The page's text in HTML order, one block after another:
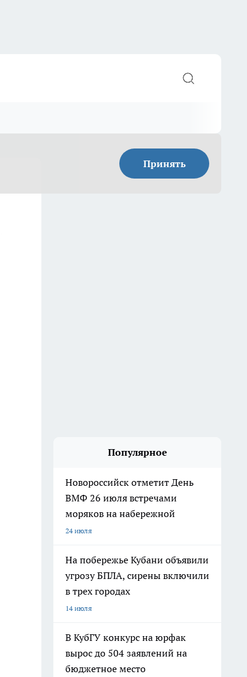
Принять
Популярное
Новороссийск отметит День
ВМФ 26 июля встречами
моряков на набережной
24 июля
На побережье Кубани объявили
угрозу БПЛА, сирены включили
в трех городах
14 июля
В КубГУ конкурс на юрфак
вырос до 504 заявлений на
бюджетное место